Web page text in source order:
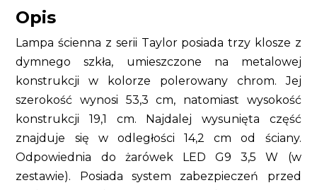
współczesny
styl
Opis
Lampa ścienna z serii Taylor posiada trzy klosze z
dymnego szkła, umieszczone na metalowej
konstrukcji w kolorze polerowany chrom. Jej
szerokość wynosi 53,3 cm, natomiast wysokość
konstrukcji 19,1 cm. Najdalej wysunięta część
znajduje się w odległości 14,2 cm od ściany.
Odpowiednia do żarówek LED G9 3,5 W (w
zestawie). Posiada system zabezpieczeń przed